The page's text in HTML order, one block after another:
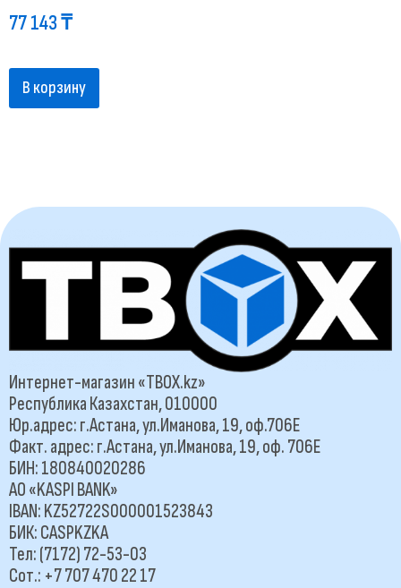
77 143₸
В корзину
Интернет-магазин «TBOX.kz»
Республика Казахстан, 010000
Юр.адрес: г.Астана, ул.Иманова, 19, оф.706Е
Факт. адрес: г.Астана, ул.Иманова, 19, оф. 706Е
БИН: 180840020286
АО «KASPI BANK»
IBAN: KZ52722S000001523843
БИК: CASPKZKA
Тел: (7172) 72-53-03
Сот.: +7 707 470 22 17